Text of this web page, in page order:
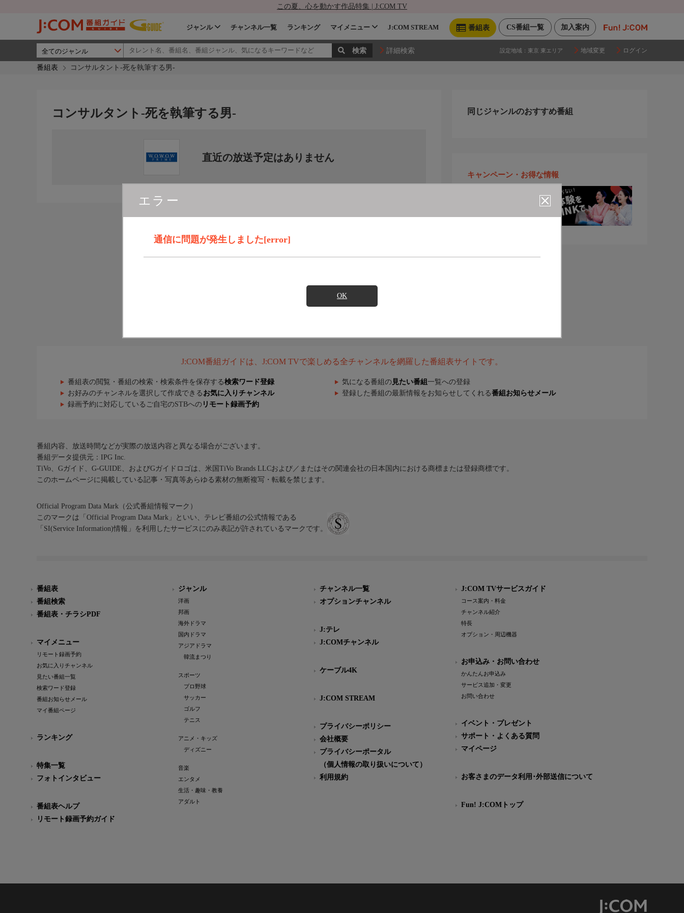
この夏、心を動かす作品特集 | J:COM TV
加入案内
CS番組一覧
番組表
ジャンル チャンネル一覧 ランキング マイメニュー J:COM STREAM
詳細検索 設定地域： 東京 東エリア 地域変更 ログイン
番組表 コンサルタント-死を執筆する男-
エラー
通信に問題が発生しました[error]
OK
コンサルタント-死を執筆する男-
直近の放送予定はありません
同じジャンルのおすすめ番組
キャンペーン・お得な情報
J:COM番組ガイドは、J:COM TVで楽しめる全チャンネルを網羅した番組表サイトです。
番組表の閲覧・番組の検索・検索条件を保存する検索ワード登録 気になる番組の 見たい番組 一覧への登録
お好みのチャンネルを選択して作成できる お気に入りチャンネル 登録した番組の最新情報をお知らせしてくれる番組お知らせメール
録画予約に対応しているご自宅のSTBへの リモート録画予約
番組内容、放送時間などが実際の放送内容と異なる場合がございます。
番組データ提供元：IPG Inc.
TiVo、Gガイド、G-GUIDE、およびGガイドロゴは、米国TiVo Brands LLCおよび／またはその関連会社の日本国内における商標または登録商標です。
このホームページに掲載している記事・写真等あらゆる素材の無断複写・転載を禁じます。
Official Program Data Mark（公式番組情報マーク）
このマークは「Official Program Data Mark」といい、テレビ番組の公式情報である
「SI(Service Information)情報」を利用したサービスにのみ表記が許されているマークです。
番組表
番組検索
番組表・チラシPDF
マイメニュー
リモート録画予約
お気に入りチャンネル
見たい番組一覧
検索ワード登録
番組お知らせメール
マイ番組ページ
ランキング
特集一覧
フォトインタビュー
番組表ヘルプ
リモート録画予約ガイド
ジャンル
洋画
邦画
海外ドラマ
国内ドラマ
アジアドラマ
韓流まつり
スポーツ
プロ野球
サッカー
ゴルフ
テニス
アニメ・キッズ
ディズニー
音楽
エンタメ
生活・趣味・教養
アダルト
チャンネル一覧
オプションチャンネル
J:テレ
J:COMチャンネル
ケーブル4K
J:COM STREAM
プライバシーポリシー
会社概要
プライバシーポータル
（個人情報の取り扱いについて）
利用規約
J:COM TVサービスガイド
コース案内・料金
チャンネル紹介
特長
オプション・周辺機器
お申込み・お問い合わせ
かんたんお申込み
サービス追加・変更
お問い合わせ
イベント・プレゼント
サポート・よくある質問
マイページ
お客さまのデータ利用･外部送信について
Fun! J:COMトップ